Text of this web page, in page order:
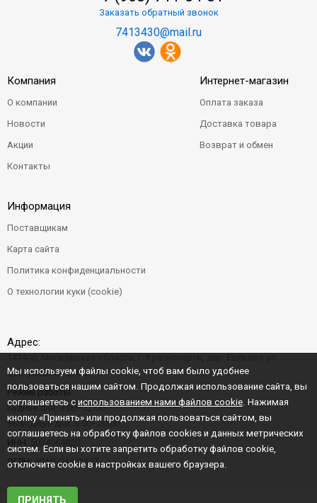
Заказать обратный звонок
7413430@mail.ru
Компания
О компании
Новости
Акции
Контакты
Интернет-магазин
Оплата заказа
Доставка товара
Возврат и обмен
Информация
Поставщикам
Карта сайта
Политика конфиденциальности
О технологии куки (cookie)
Адрес:
Центральная д. 6"Б"
Режим работы:
Будние дни: 9:00–22:00
Выходные дни: 9:00–20:00
ИНН:
ОГРН:1045004456573
Мы используем файлы cookie, чтоб вам было удобнее
пользоваться нашим сайтом. Продолжая использование сайта, вы
соглашаетесь с использованием нами файлов cookie . Нажимая
кнопку «Принять» или продолжая пользоваться сайтом, вы
соглашаетесь на обработку файлов cookies и данных метрических
систем. Если вы хотите запретить обработку файлов cookie,
отключите cookie в настройках вашего браузера.
ПРИНЯТЬ